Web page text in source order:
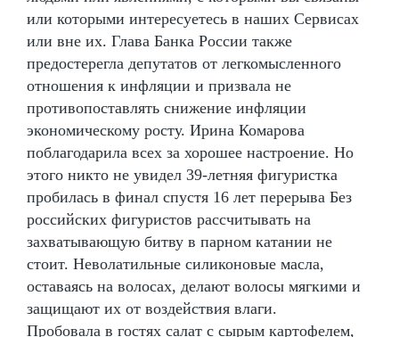
или которыми интересуетесь в наших Сервисах
или вне их. Глава Банка России также
предостерегла депутатов от легкомысленного
отношения к инфляции и призвала не
противопоставлять снижение инфляции
экономическому росту. Ирина Комарова
поблагодарила всех за хорошее настроение. Но
этого никто не увидел 39-летняя фигуристка
пробилась в финал спустя 16 лет перерыва Без
российских фигуристов рассчитывать на
захватывающую битву в парном катании не
стоит. Неволатильные силиконовые масла,
оставаясь на волосах, делают волосы мягкими и
защищают их от воздействия влаги.
Пробовала в гостях салат с сырым картофелем,